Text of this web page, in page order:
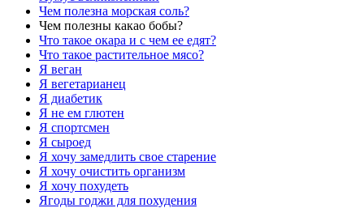
Чем полезна морская соль?
Чем полезны какао бобы?
Что такое окара и с чем ее едят?
Что такое растительное мясо?
Я веган
Я вегетарианец
Я диабетик
Я не ем глютен
Я спортсмен
Я сыроед
Я хочу замедлить свое старение
Я хочу очистить организм
Я хочу похудеть
Ягоды годжи для похудения